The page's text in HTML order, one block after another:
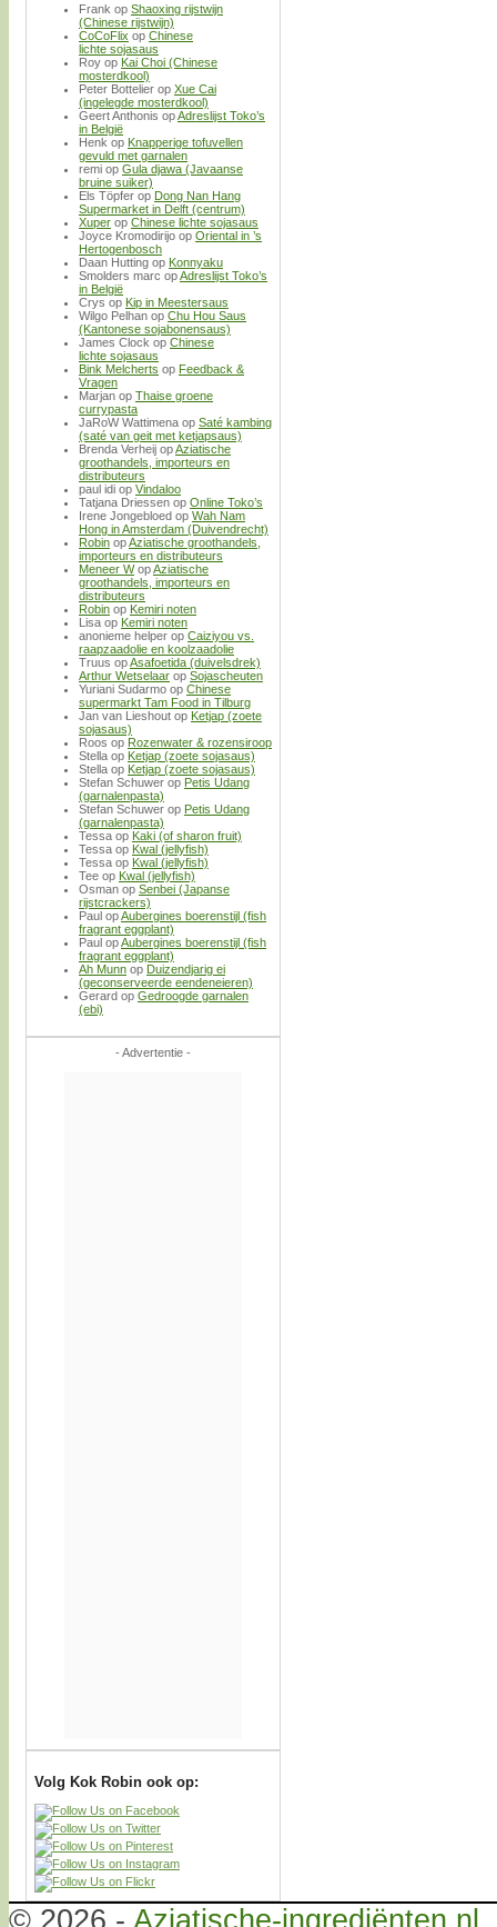
Frank op Shaoxing rijstwijn
(Chinese rijstwijn)
CoCoFlix op Chinese
lichte sojasaus
Roy op Kai Choi (Chinese
mosterdkool)
Peter Bottelier op Xue Cai
(ingelegde mosterdkool)
Geert Anthonis opAdreslijst Toko’s
in België
Henk op Knapperige tofuvellen
gevuld met garnalen
remi op Gula djawa (Javaanse
bruine suiker)
Els Töpfer op Dong Nan Hang
Supermarket in Delft (centrum)
Xuper op Chinese lichte sojasaus
Joyce Kromodirijo op Oriental in ’s
Hertogenbosch
Daan Hutting op Konnyaku
Smolders marc opAdreslijst Toko’s
in België
Crys op Kip in Meestersaus
Wilgo Pelhan op Chu Hou Saus
(Kantonese sojabonensaus)
James Clock op Chinese
lichte sojasaus
Bink Melcherts op Feedback &
Vragen
Marjan op Thaise groene
currypasta
JaRoW Wattimena op Saté kambing
(saté van geit met ketjapsaus)
Brenda Verheij opAziatische
groothandels, importeurs en
distributeurs
paul idi op Vindaloo
Tatjana Driessen op Online Toko’s
Irene Jongebloed op Wah Nam
Hong in Amsterdam (Duivendrecht)
Robin opAziatische groothandels,
importeurs en distributeurs
Meneer WopAziatische
groothandels, importeurs en
distributeurs
Robin op Kemiri noten
Lisa op Kemiri noten
anonieme helper op Caiziyou vs.
raapzaadolie en koolzaadolie
Truus opAsafoetida (duivelsdrek)
Arthur Wetselaar op Sojascheuten
Yuriani Sudarmo op Chinese
supermarkt Tam Food in Tilburg
Jan van Lieshout op Ketjap (zoete
sojasaus)
Roos op Rozenwater & rozensiroop
Stella op Ketjap (zoete sojasaus)
Stella op Ketjap (zoete sojasaus)
Stefan Schuwer op Petis Udang
(garnalenpasta)
Stefan Schuwer op Petis Udang
(garnalenpasta)
Tessa op Kaki (of sharon fruit)
Tessa op Kwal (jellyfish)
Tessa op Kwal (jellyfish)
Tee op Kwal (jellyfish)
Osman op Senbei (Japanse
rijstcrackers)
Paul opAubergines boerenstijl (fish
fragrant eggplant)
Paul opAubergines boerenstijl (fish
fragrant eggplant)
Ah Munn op Duizendjarig ei
(geconserveerde eendeneieren)
Gerard op Gedroogde garnalen
(ebi)
- Advertentie -
Volg Kok Robin ook op: